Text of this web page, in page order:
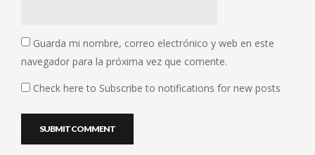
Guarda mi nombre, correo electrónico y web en este
navegador para la próxima vez que comente.
Check here to Subscribe to notifications for new posts